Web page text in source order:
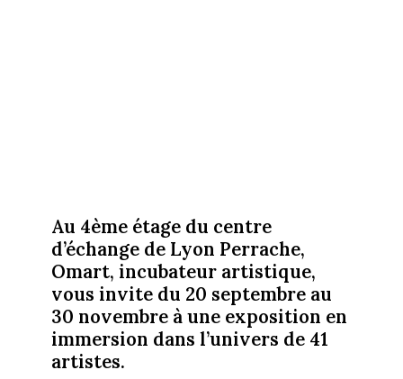
Au 4ème étage du centre
d’échange de Lyon Perrache,
Omart, incubateur artistique,
vous invite du 20 septembre au
30 novembre à une exposition en
immersion dans l’univers de 41
artistes.